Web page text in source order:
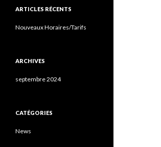
ARTICLES RÉCENTS
Nouveaux Horaires/Tarifs
ARCHIVES
septembre 2024
CATÉGORIES
News